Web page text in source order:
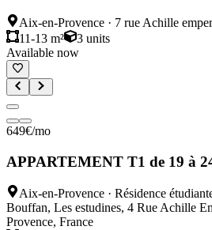
Aix-en-Provence · 7 rue Achille
11-13 m²
3 units
Available now
649€/mo
APPARTEMENT T1 de 19 à
Aix-en-Provence · Résidence
Bouffan, Les estudines, 4 Rue Achille
Provence, France